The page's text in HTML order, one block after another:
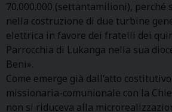
70.000.000 (settantamilioni), perché
nella costruzione di due turbine
elettrica in favore dei fratelli dei
Parrocchia di Lukanga nella sua
Beni».
Come emerge già dall’atto
missionaria-comunionale con la
non si riduceva alla